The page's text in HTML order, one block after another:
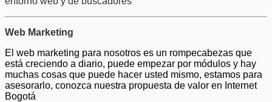
Web Marketing
El web marketing para nosotros es un rompecabezas que
está creciendo a diario, puede empezar por módulos y hay
muchas cosas que puede hacer usted mismo, estamos para
asesorarlo, conozca nuestra propuesta de valor en Internet
Bogotá